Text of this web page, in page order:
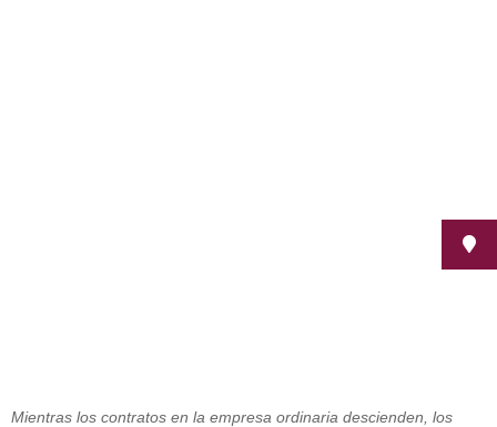
Mientras los contratos en la empresa ordinaria descienden, los